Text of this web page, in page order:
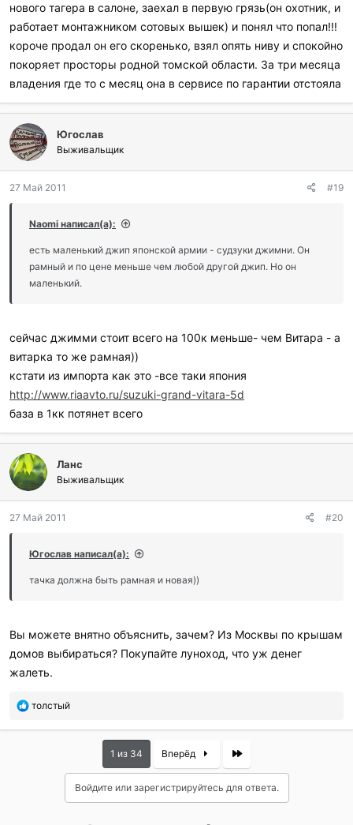
нового тагера в салоне, заехал в первую грязь(он охотник, и
работает монтажником сотовых вышек) и понял что попал!!!
короче продал он его скоренько, взял опять ниву и спокойно
покоряет просторы родной томской области. За три месяца
владения где то с месяц она в сервисе по гарантии отстояла
Югослав
Выживальщик
27 Май 2011 #19
Naomi написал(а):
есть маленький джип японской армии - судзуки джимни. Он
рамный и по цене меньше чем любой другой джип. Но он
маленький.
сейчас джимми стоит всего на 100к меньше- чем Витара - а
витарка то же рамная))
кстати из импорта как это -все таки япония
http://www.riaavto.ru/suzuki-grand-vitara-5d
база в 1кк потянет всего
Ланс
Выживальщик
27 Май 2011 #20
Югослав написал(а):
тачка должна быть рамная и новая))
Вы можете внятно объяснить, зачем? Из Москвы по крышам
домов выбираться? Покупайте луноход, что уж денег
жалеть.
П
б
толстый
1 из 34 Вперёд Last
Войдите или зарегистрируйтесь для ответа.